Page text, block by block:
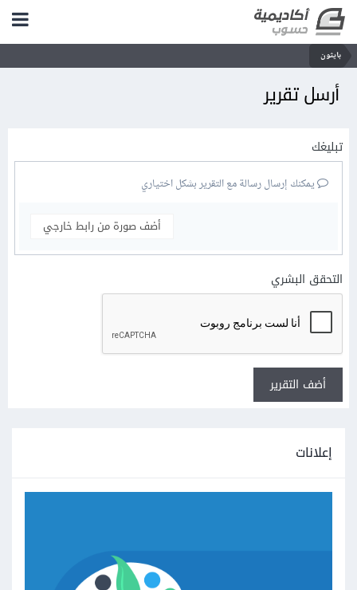
بايثون
أرسل تقرير
تبليغك
يمكنك إرسال رسالة مع التقرير بشكل اختياري
أضف صورة من رابط خارجي
التحقق البشري
أضف التقرير
إعلانات